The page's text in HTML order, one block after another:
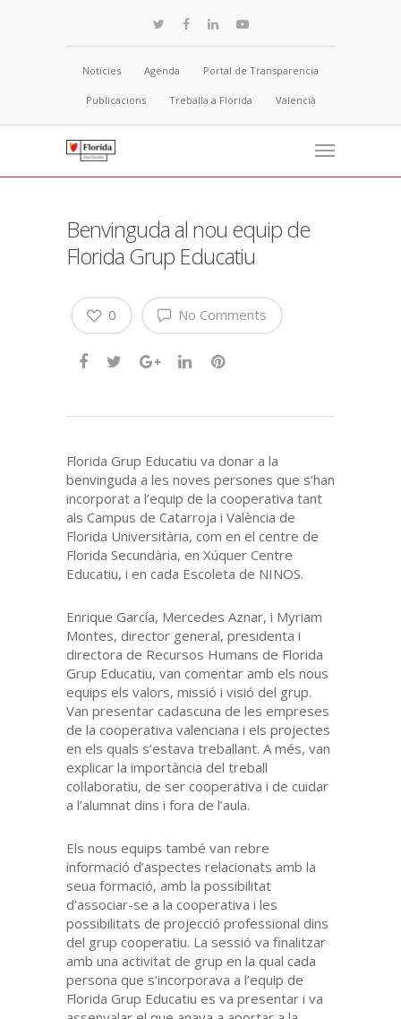
Notícies Agenda Portal de Transparencia
Publicacions Treballa a Florida Valencià
Benvinguda al nou equip de
Florida Grup Educatiu
No Comments
0
Florida Grup Educatiu va donar a la
benvinguda a les noves persones que s’han
incorporat a l’equip de la cooperativa tant
als Campus de Catarroja i València de
Florida Universitària, com en el centre de
Florida Secundària, en Xúquer Centre
Educatiu, i en cada Escoleta de NINOS.
Enrique García, Mercedes Aznar, i Myriam
Montes, director general, presidenta i
directora de Recursos Humans de Florida
Grup Educatiu, van comentar amb els nous
equips els valors, missió i visió del grup.
Van presentar cadascuna de les empreses
de la cooperativa valenciana i els projectes
en els quals s’estava treballant. A més, van
explicar la importància del treball
col·laboratiu, de ser cooperativa i de cuidar
a l’alumnat dins i fora de l’aula.
Els nous equips també van rebre
informació d’aspectes relacionats amb la
seua formació, amb la possibilitat
d’associar-se a la cooperativa i les
possibilitats de projecció professional dins
del grup cooperatiu. La sessió va finalitzar
amb una activitat de grup en la qual cada
persona que s’incorporava a l’equip de
Florida Grup Educatiu es va presentar i va